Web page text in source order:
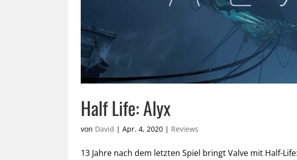
Half Life: Alyx
von David |Apr. 4, 2020 | Reviews
13 Jahre nach dem letzten Spiel bringt Valve mit Half-